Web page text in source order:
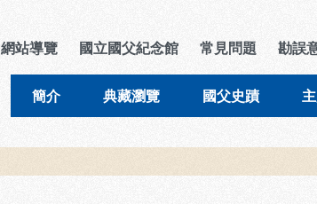
導
網站導覽 國立國父紀念館 常見問題 勘誤
簡介 典藏瀏覽 國父史蹟